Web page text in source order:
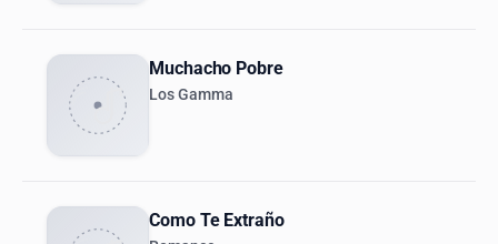
Muchacho Pobre
Los Gamma
Como Te Extraño